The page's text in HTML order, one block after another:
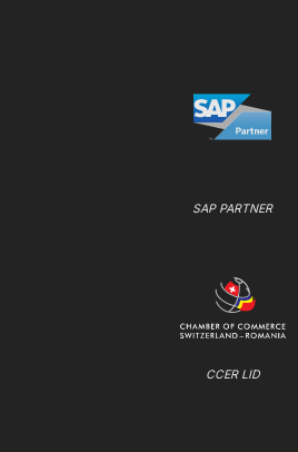
SAP PARTNER
CCER LID